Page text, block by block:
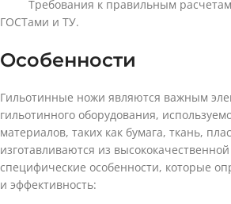
Требования к правильным расчетам
ГОСТами и ТУ.
Особенности
Гильотинные ножи являются важным
гильотинного оборудования,
материалов, таких как бумага, ткань,
изготавливаются из
специфические особенности, которые
и эффективность: